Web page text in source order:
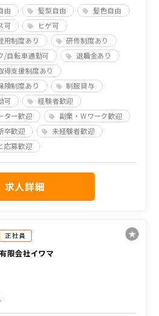
由 髪型自由
髪色自由
可
ヒゲ可
用制度あり
研修制度あり
/自転車通勤可
退職金あり
得支援制度あり
険制度あり
制服貸与
可
経験者歓迎
ター歓迎
副業・Wワーク歓迎
卒歓迎
未経験者歓迎
応募歓迎
求人詳細
正社員
有限会社イワマ